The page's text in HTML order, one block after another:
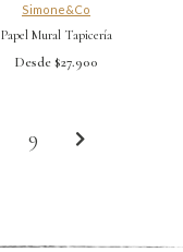
Simone&Co
Papel Mural Tapicería
Desde $27.900
9